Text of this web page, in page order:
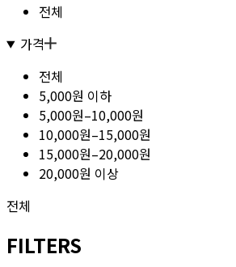
전체
가격
전체
5,000원 이하
5,000원–10,000원
10,000원–15,000원
15,000원–20,000원
20,000원 이상
전체
FILTERS